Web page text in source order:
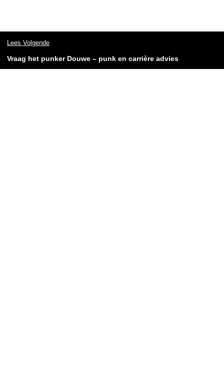
Lees Volgende
Vraag het punker Douwe – punk en carrière advies